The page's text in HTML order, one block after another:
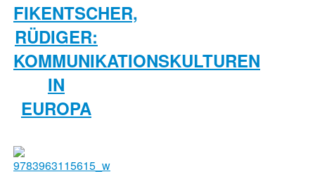
FIKENTSCHER,
RÜDIGER:
KOMMUNIKATIONSKULTUREN
IN
EUROPA